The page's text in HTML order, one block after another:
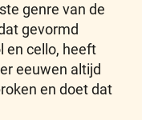
genre van de
gevormd
en cello, heeft
eeuwen altijd
en doet dat